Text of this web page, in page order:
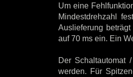
Um eine
Mindestdrehzahl
Auslieferung
auf 70 ms ein. Ein
Der Schaltautomat
werden. Für